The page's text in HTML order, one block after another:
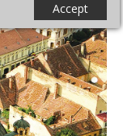
Accept